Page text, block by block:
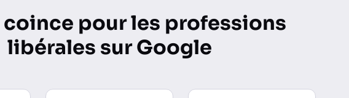
coince pour les professions
libérales sur Google